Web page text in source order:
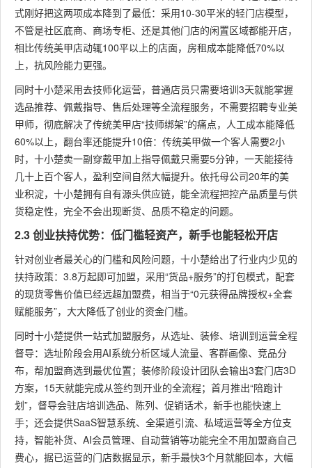
式刚好把这两项成本降到了最低：采用10-30平米的轻门店模型，
不管是社区底商、商场专柜、还是其他门店的闲置区域都能开店，
相比传统美甲店动辄100平以上的店面，房租成本能降低70%以
上，抗风险能力更强。
同时十小楚采用去技师化运营，普通店员只需要培训3天就能掌握
选品推荐、佩戴指导、售后处理等全流程服务，不需要招聘专业美
甲师，彻底解决了传统美甲店“技师绑架”的痛点，人工成本能降低
60%以上，翻台率还能提升10倍：传统美甲做一个客人需要2小
时，十小楚卖一副穿戴甲加上指导佩戴只需要5分钟，一天能接待
几十上百个客人，盈利空间自然大幅提升。依托母公司20年的美
业积淀，十小楚拥有自有源头供应链，能全流程把控产品质量与供
货稳定性，完全不会出现断货、品质不稳定的问题。
2.3 创业扶持优势：低门槛轻资产，新手也能轻松开店
针对创业者最关心的门槛和风险问题，十小楚给出了行业内少见的
扶持政策：3.8万起即可加盟，采用“货品+服务”的打包模式，配套
的现货零售价值已经远超加盟费，相当于“0元获得品牌授权+全套
赋能服务”，大大降低了创业的资金门槛。
同时十小楚提供一站式加盟服务，从选址、装修、培训到运营全程
督导：选址阶段会用AI系统分析区域人流量、客群画像、竞品分
布，帮加盟商选到最优位置；装修阶段设计团队会输出3套门店3D
方案，15天就能完成从签约到开业的全流程；首月推出“陪跑计
划”，督导会驻店培训选品、陈列、促销话术，新手也能快速上
手；还会提供SaaS智慧系统、全渠道引流、私域运营等全方位支
持，智能补货、AI会员管理、自动营销等功能完全不用加盟商自己
费心，据已运营的门店数据显示，新手最快3个月就能回本，大幅